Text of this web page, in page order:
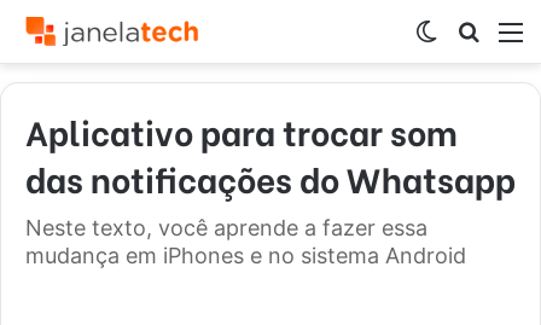
por
Switch
skin
Aplicativo para trocar som
das notificações do Whatsapp
Neste texto, você aprende a fazer essa
mudança em iPhones e no sistema Android